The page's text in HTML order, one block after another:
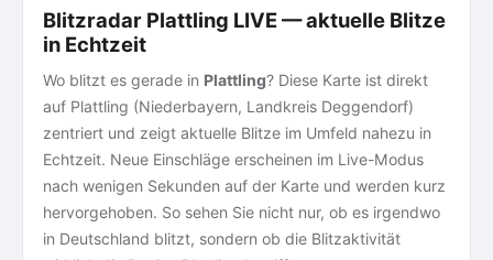
Blitzradar Plattling LIVE — aktuelle Blitze
in Echtzeit
Wo blitzt es gerade in Plattling? Diese Karte ist direkt
auf Plattling (Niederbayern, Landkreis Deggendorf)
zentriert und zeigt aktuelle Blitze im Umfeld nahezu in
Echtzeit. Neue Einschläge erscheinen im Live-Modus
nach wenigen Sekunden auf der Karte und werden kurz
hervorgehoben. So sehen Sie nicht nur, ob es irgendwo
in Deutschland blitzt, sondern ob die Blitzaktivität